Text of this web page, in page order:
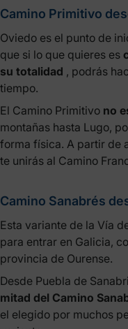
Camino Primitivo
Oviedo es el punto de
que si lo que quieres es
su totalidad , podrás
tiempo.
El Camino Primitivo no
montañas hasta Lugo,
forma física. A partir de
te unirás al Camino
Camino Sanabrés
Esta variante de la Vía
para entrar en Galicia,
provincia de Ourense.
Desde Puebla de
mitad del Camino
el elegido por muchos